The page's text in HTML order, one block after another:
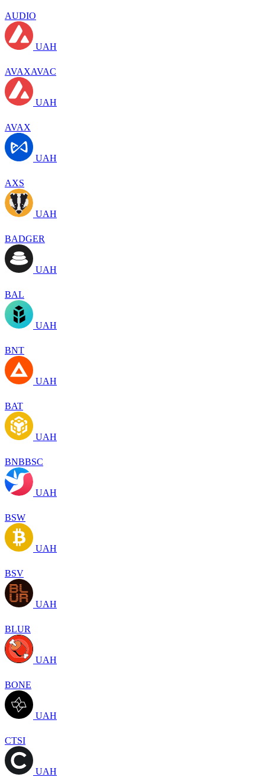
AUDIO
UAH
AVAXAVAC
UAH
AVAX
UAH
AXS
UAH
BADGER
UAH
BAL
UAH
BNT
UAH
BAT
UAH
BNBBSC
UAH
BSW
UAH
BSV
UAH
BLUR
UAH
BONE
UAH
CTSI
UAH